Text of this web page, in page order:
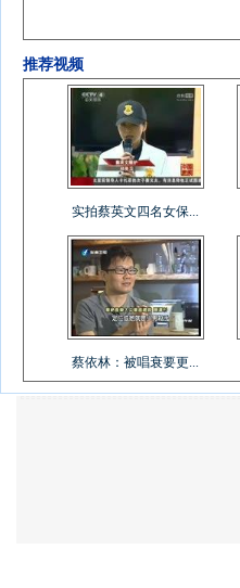
推荐视频
实拍蔡英文四名女保...
蔡依林：被唱衰要更...